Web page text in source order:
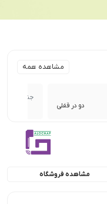
مشاهده همه
دو در قفلی
جنس :
مشاهده فروشگاه